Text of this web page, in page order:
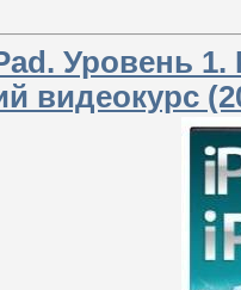
Уровень
видеокурс